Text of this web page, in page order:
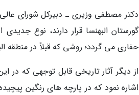
دکتر مصطفی وزیری ـ دبیرکل شورای
گورستان البهنسا قرار دارند، نوع
حفاری می گردد؛ روشی که قبلاً در منطقه
از دیگر آثار تاریخی قابل توجهی که
اشاره نمود که در پارچه های رنگین